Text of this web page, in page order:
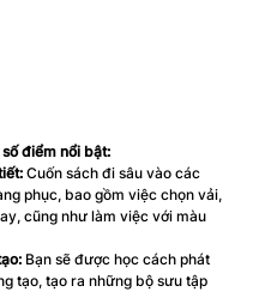
điểm nổi bật:
Cuốn sách đi sâu vào các
phục, bao gồm việc chọn vải,
cũng như làm việc với màu
Bạn sẽ được học cách phát
tạo, tạo ra những bộ sưu tập